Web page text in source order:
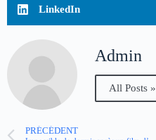
LinkedIn
Admin
All Posts »
PRÉCÉDENT